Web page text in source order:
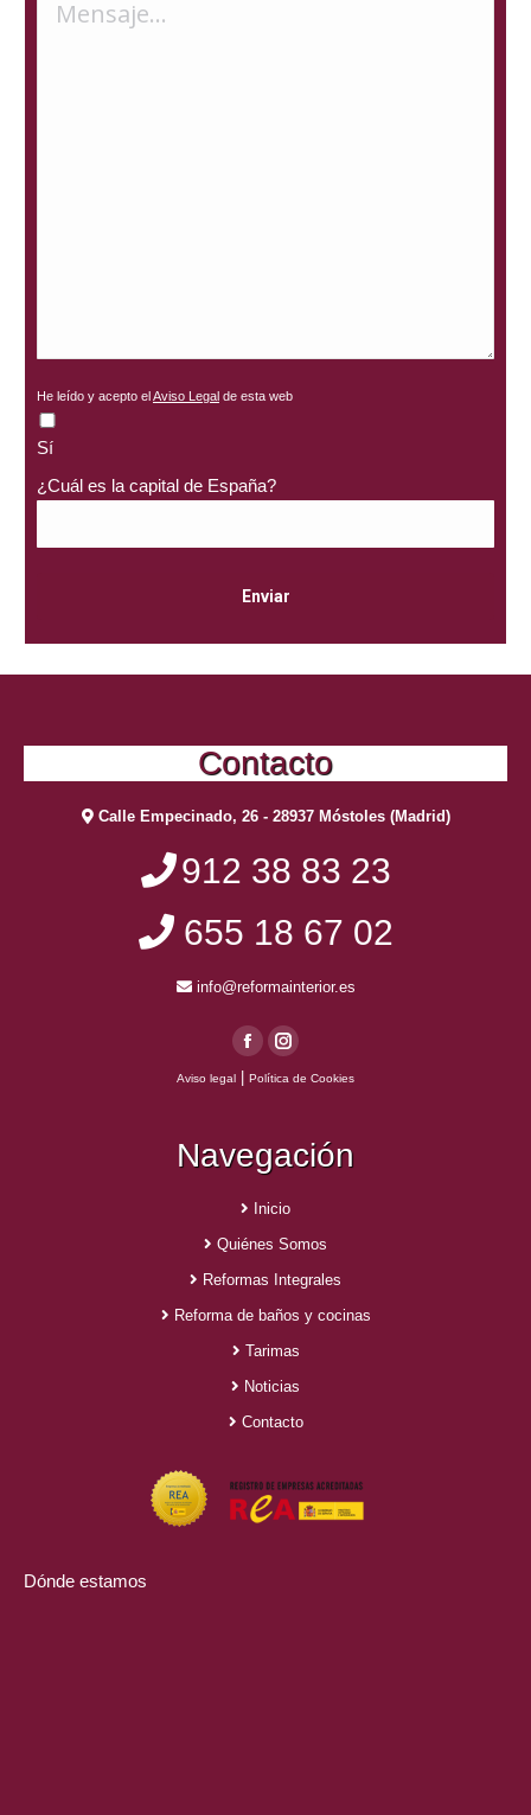
He leído y acepto elAviso Legal de esta web
Sí
¿Cuál es la capital de España?
Contacto
Calle Empecinado, 26 - 28937 Móstoles (Madrid)
912 38 83 23
655 18 67 02
info@reformainterior.es
Facebook
page
in
new
window
Instagram
page
in
window
Aviso legal Política de Cookies
Navegación
Inicio
Quiénes Somos
Reformas Integrales
Reforma de baños y cocinas
Tarimas
Noticias
Contacto
Dónde estamos